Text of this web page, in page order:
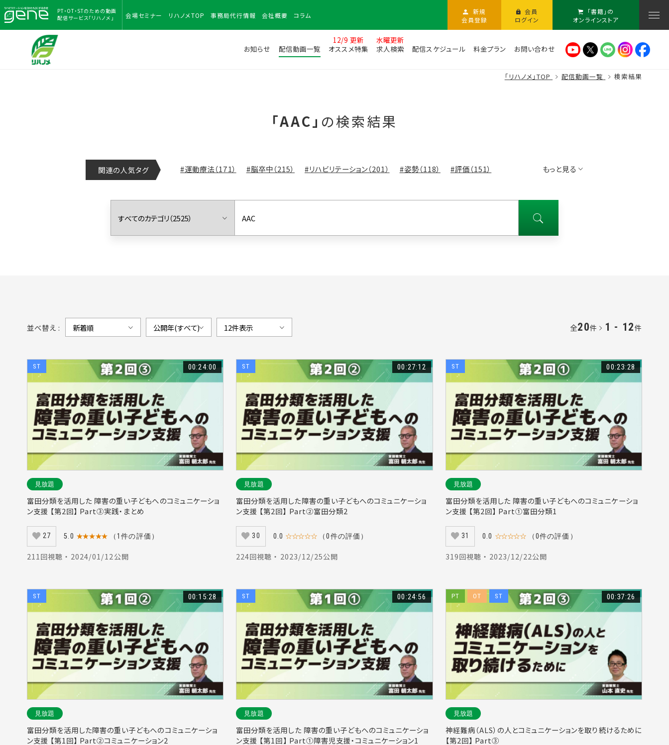
PT・OT・STのための動画
配信サービス「リハノメ」
会場セミナー リハノメTOP 事務局代行情報 会社概要 コラム
新規
会員登録
会員
ログイン
「書籍」の
オンラインストア
お知らせ 配信動画一覧
12/9 更新
オススメ特集
水曜更新
求人検索
配信スケジュール 料金プラン お問い合わせ
「リハノメ」TOP 配信動画一覧 検索結果
「AAC」 の検索結果
関連の人気タグ #運動療法（171） #脳卒中（215） #リハビリテーション（201） #姿勢（118）
#評価（151）
#失語症（115）
#運動器（57） #高次脳機能障害（71） #肩関節（48）
#言語聴覚士（69）
#フレイル（74）
#サルコペニア（79）
#予後予測（39）
#ストレッチ（24）
#スポーツ（34）
#超音波（22）
#言語障害（16）
#回復期（38） #変形性股関節症（21） #運動（31）
#圧迫骨折（8）
#慢性疼痛（26）
#インソール（15） #鈴木啓介（14） #肘関節（19）
#介護予防（32）
#疼痛（39） #動作分析（16） #髙橋忠志（27）
#パーキンソン病（17）
#脊柱管狭窄症（7）
#発達（41） #心臓リハビリテーション（33） #骨折（22）
#腱板疎部（7）
#報酬（17）
#作業療法士（19） #アセスメント（16） #シーティング（21）
#活動（27）
#褥瘡（20）
#ステージ理論（15） #行動変容（33）
#地域（21）
#栄養療法（15）
#手術（18） #車椅子（18） #発達性協調運動障害（15）
#香川寛（14）
#対馬栄輝（20）
#訪問リハビリテーション（15）
#訪問リハ（18）
#治療（13） #予防（20） #口腔ケア（23）
#非特異的腰痛（7）
#手外科（9） #住宅改修（11） #フィジカルアセスメント（18）
#上田敏（10）
#意思決定（8） #画像所見（4）
#認知機能（27）
#エコー（18）
#障害受容（9） #摂食嚥下障害（25） #看取り（18）
#術後リハビリテーション（6）
#侵害受容器（1）
#リスクマネジメント（11） #オーラルフレイル（8）
#環境整備（4）
#Dysarthria（9）
#運動指導（12） #前庭リハビリテーション（10）
#音声障害（7）
#矢田康人（15）
#地域包括ケアシステム（3） #精神科作業療法（7）
#言語発達（5）
#自己研鑽（5）
#原麻理子（8） #障がい児（6）
#牧野日和（11）
#呼吸不全（6）
#骨盤底筋群（3） #画像検査（4） #猪田邦雄（7）
#雇用（1）
#テンセグリティ構造（2）
#柴本勇（10）
#骨盤サポート（1） #間接的嚥下訓練（5）
#ボツリヌス療法（9）
もっと見る
並べ替え : 全20件 1 - 12件
ST 00:24:00
見放題
富田分類を活用した 障害の重い子どもへのコミュニケーショ
ン支援 【第2回】 Part③実践・まとめ
27 5.0 ★★★★★ （1件の評価）
211回視聴 ・ 2024/01/12公開
ST 00:27:12
見放題
富田分類を活用した障害の重い子どもへのコミュニケーショ
ン支援 【第2回】 Part②富田分類2
30 0.0 ☆☆☆☆☆ （0件の評価）
224回視聴 ・ 2023/12/25公開
ST 00:23:28
見放題
富田分類を活用した 障害の重い子どもへのコミュニケーショ
ン支援 【第2回】 Part①富田分類1
31 0.0 ☆☆☆☆☆ （0件の評価）
319回視聴 ・ 2023/12/22公開
ST 00:15:28
見放題
富田分類を活用した障害の重い子どもへのコミュニケーショ
ン支援 【第1回】 Part②コミュニケーション2
ST 00:24:56
見放題
富田分類を活用した 障害の重い子どもへのコミュニケーショ
ン支援 【第1回】 Part①障害児支援・コミュニケーション1
PT OT ST 00:37:26
見放題
神経難病（ALS）の人とコミュニケーションを取り続けるために
【第2回】 Part③